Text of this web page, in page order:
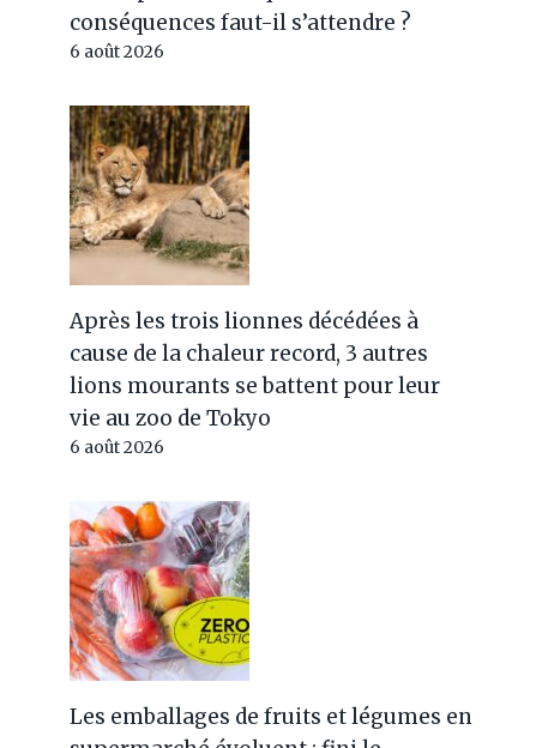
conséquences faut-il s’attendre ?
6 août 2026
Après les trois lionnes décédées à
cause de la chaleur record, 3 autres
lions mourants se battent pour leur
vie au zoo de Tokyo
6 août 2026
Les emballages de fruits et légumes en